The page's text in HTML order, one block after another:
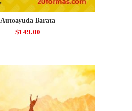
Autoayuda Barata
$149.00